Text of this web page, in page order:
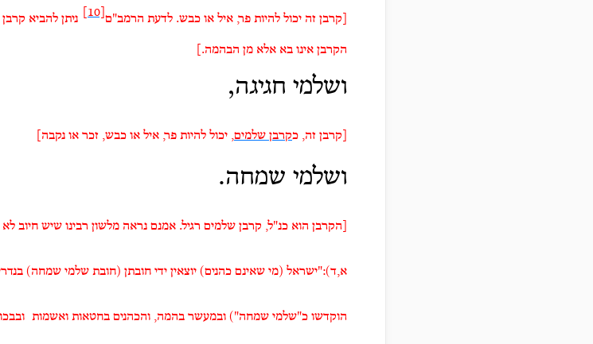
[קרבן זה יכול להיות פר, איל או כבש. לדעת הרמב"ם‏
[10]
ניתן להביא
הקרבן אינו בא אלא מן הבהמה[.
ושלמי חגיגה,
[קרבן זה, כקרבן שלמים, יכול להיות פר, איל או כבש, זכר או נקבה]
ושלמי שמחה.
[הקרבן הוא כנ"ל, קרבן שלמים רגיל. אמנם נראה מלשון רבינו שיש חיוב
א,ד):"ישראל (מי שאינם כהנים) יוצאין ידי חובתן (חובת שלמי שמחה)
הוקדשו כ"שלמי שמחה") ובמעשר בהמה, והכהנים בחטאות ואשמות